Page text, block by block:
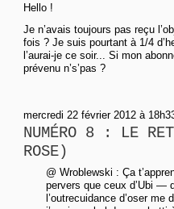
Hello !
Je n’avais toujours pas reçu
fois ? Je suis pourtant à 1/4
l’aurai-je ce soir... Si mon
prévenu n’s’pas ?
mercredi 22 février 2012 à
NUMÉRO 8 : LE
ROSE)
@ Wroblewski : Ça
pervers que ceux d’Ubi —
l’outrecuidance d’oser